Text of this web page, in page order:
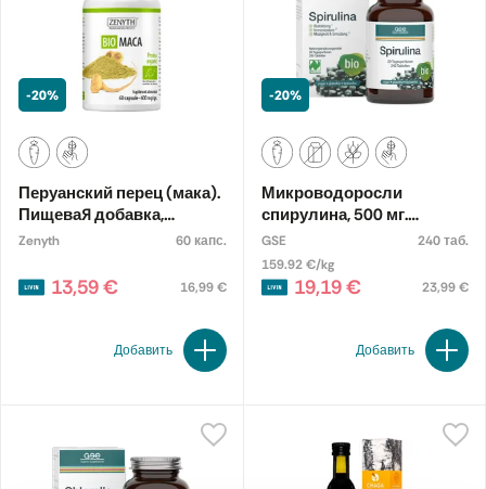
-20%
Перуанский перец (мака).
Пищевая добавка,
экологическая
Zenyth 60 капс.
13,59 € 16,99 €
Добавить
-20%
Микроводоросли
спирулина, 500 мг.
Пищевая добавка,
органическая
GSE
240 таб.
159.92 €/kg
19,19 € 23,99 €
Добавить